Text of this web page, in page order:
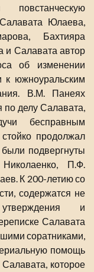
повстанческую
Юлаева,
Бахтияра
и Салавата автор
об изменении
к южноуральским
В.М. Панеях
по делу Салавата,
бесправным
продолжал
подвергнуты
П.Ф.
К 200-летию со
содержатся не
и
Салавата
соратниками,
помощь
которое